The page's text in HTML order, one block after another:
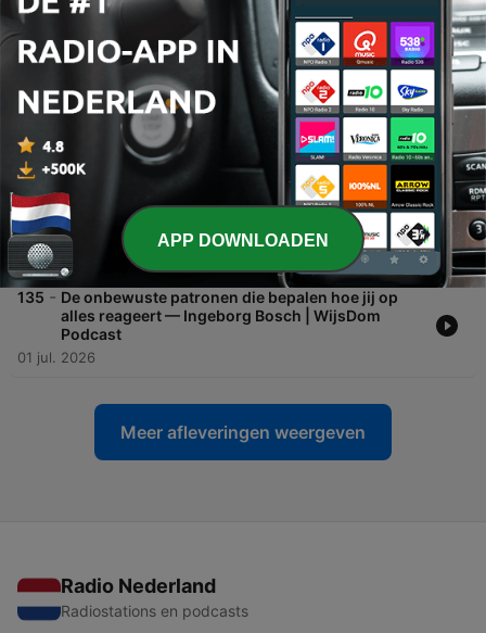
doen wat zij willen — Dolf van Wijk | WijsDom
23 jul. 2026
137 - Waarom de rijken steeds rijker worden en wat zij
weten wat jij niet weet — Nikki Koppedraaier |
WijsDom Podcast
15 jul. 2026
136 - Hoe dreigen met geweld de basis is van elk
belastingsysteem — Toine Manders | WijsDom
Podcast
08 jul. 2026
135 - De onbewuste patronen die bepalen hoe jij op
alles reageert — Ingeborg Bosch | WijsDom
Podcast
01 jul. 2026
Meer afleveringen weergeven
Radio Nederland
Radiostations en podcasts
APP DOWNLOADEN